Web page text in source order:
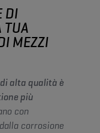
DI
TUA
MEZZI
alta qualità è
più
con
corrosione